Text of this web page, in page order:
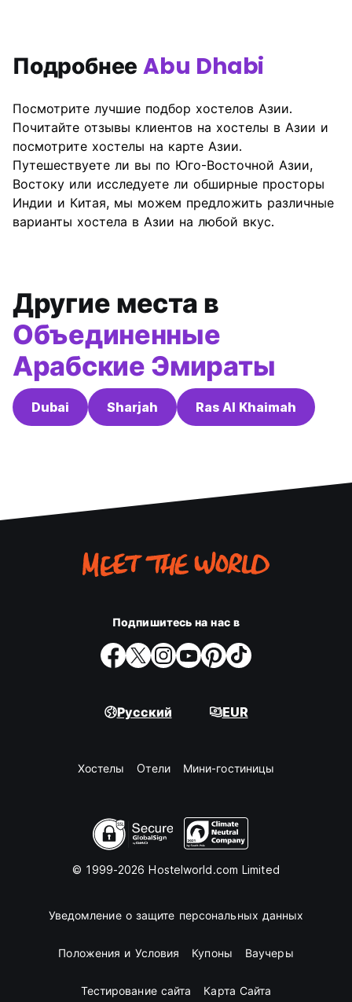
ПодробнееAbu Dhabi
Посмотрите лучшие подбор хостелов Азии.
Почитайте отзывы клиентов на хостелы в Азии и
посмотрите хостелы на карте Азии.
Путешествуете ли вы по Юго-Восточной Азии,
Востоку или исследуете ли обширные просторы
Индии и Китая, мы можем предложить различные
варианты хостела в Азии на любой вкус.
Другие места в
Объединенные
Арабские Эмираты
Dubai Sharjah Ras Al Khaimah
Подпишитесь на нас в
Русский EUR
Хостелы Oтели Мини-гостиницы
© 1999-2026 Hostelworld.com Limited
Уведомление о защите персональных данных
Положения и Условия Купоны Ваучеры
Тестирование сайта Карта Сайта